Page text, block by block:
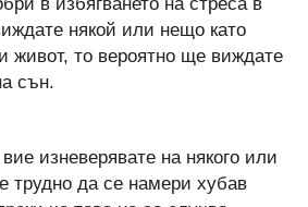
някой или нещо като
живот, то вероятно ще виждате
сън.
изневерявате на някого или
трудно да се намери хубав